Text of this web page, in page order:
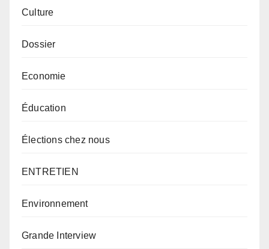
Culture
Dossier
Economie
Éducation
Élections chez nous
ENTRETIEN
Environnement
Grande Interview